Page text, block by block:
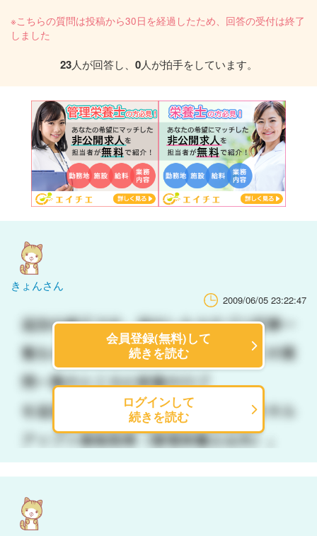
※こちらの質問は投稿から30日を経過したため、回答の受付は終了
しました
23人が回答し、 0人が拍手をしています。
きょんさん
2009/06/05 23:22:47
会員登録(無料)して
続きを読む
ログインして
続きを読む